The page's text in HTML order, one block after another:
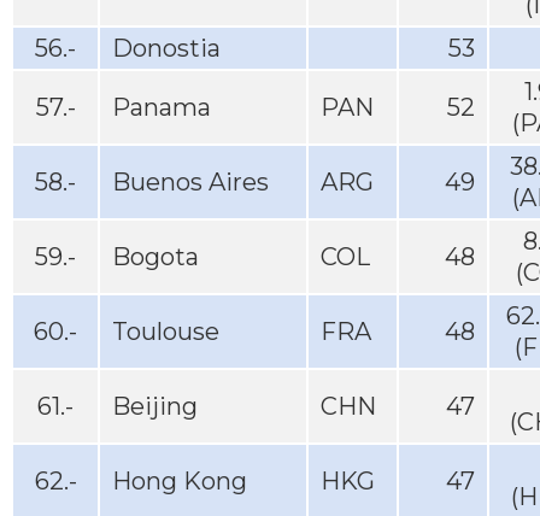
56.-
Donostia 53
57.- Panama PAN 52
58.- Buenos Aires ARG 49
59.- Bogota COL 48
60.- Toulouse FRA 48
61.- Beijing CHN 47
62.- Hong Kong HKG 47